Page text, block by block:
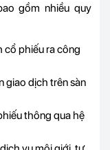
gồm nhiều quy
cổ phiếu ra công
giao dịch trênsàn
thông qua hệ